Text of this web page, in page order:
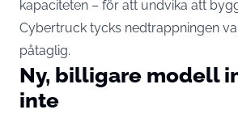
kapaciteten – för att undvika att
Cybertruck tycks nedtrappningen
påtaglig.
Ny, billigare modell
inte